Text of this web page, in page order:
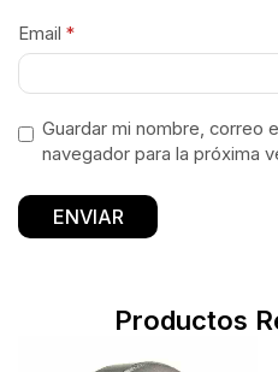
Email *
Guardar mi nombre, correo
navegador para la próxima
Productos